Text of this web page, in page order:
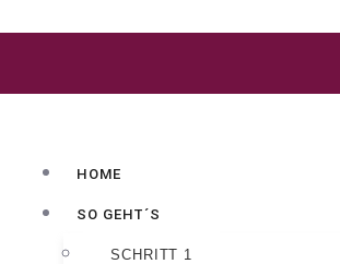
HOME
SO GEHT´S
SCHRITT 1